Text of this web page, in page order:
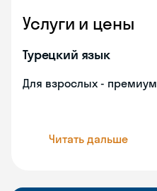
Услуги и цены
Турецкий язык
Для взрослых - премиум
Читать дальше